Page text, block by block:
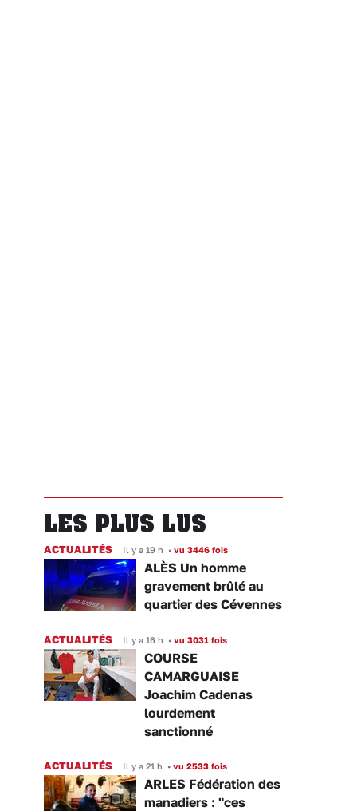
LES PLUS LUS
ACTUALITÉS Il y a 19 h • vu 3446 fois
ALÈS Un homme
gravement brûlé au
quartier des Cévennes
ACTUALITÉS Il y a 16 h • vu 3031 fois
COURSE
CAMARGUAISE
Joachim Cadenas
lourdement
sanctionné
ACTUALITÉS Il y a 21 h • vu 2533 fois
ARLES Fédération des
manadiers : "ces